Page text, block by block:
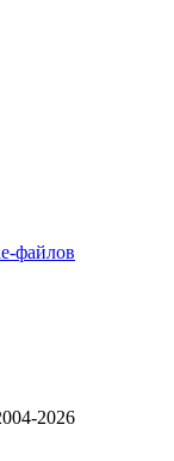
файлов
2026